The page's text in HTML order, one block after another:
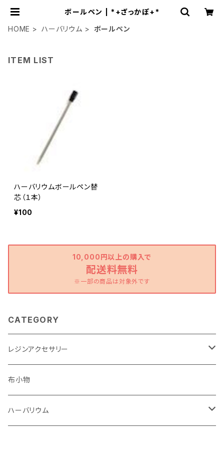
ボールペン | *+ざっかぽ+*
HOME
ハーバリウム ボールペン
ITEM LIST
ハーバリウムボールペン替
芯（１本）
¥100
10,000円以上の購入で
配送料無料
※一部の商品は対象外です
CATEGORY
レジンアクセサリー
ピアス・イヤリング
ストラップ
布小物
ハーバリウム